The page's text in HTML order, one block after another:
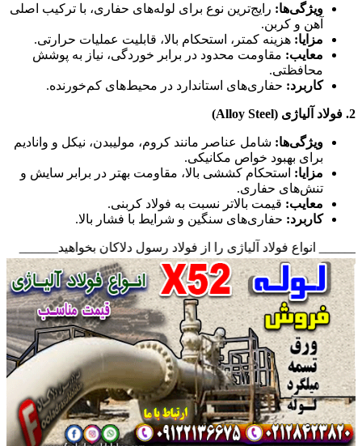
ویژگی‌ها: رایج‌ترین نوع برای لوله‌های حفاری، با ترکیب اصلی
آهن و کربن.
مزایا: هزینه کمتر، استحکام بالا، قابلیت عملیات حرارتی.
معایب: مقاومت محدود در برابر خوردگی، نیاز به پوشش
محافظتی.
کاربرد: حفاری‌های استاندارد در محیط‌های کم‌خورنده.
2. فولاد آلیاژی (Alloy Steel)
ویژگی‌ها: شامل عناصر مانند کروم، مولیبدن، نیکل و وانادیم
برای بهبود خواص مکانیکی.
مزایا: استحکام کششی بالا، مقاومت بهتر در برابر سایش و
تنش‌های حفاری.
معایب: قیمت بالاتر نسبت به فولاد کربنی.
کاربرد: حفاری‌های سنگین و شرایط با فشار بالا.
انواع فولاد آلیاژی را از فولاد رسول دلاکان بخواهید______